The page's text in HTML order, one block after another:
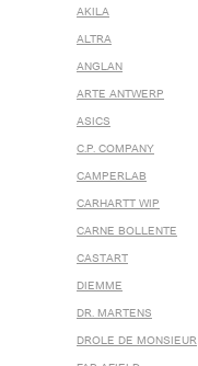
AKILA
ALTRA
ANGLAN
ARTE ANTWERP
ASICS
C.P. COMPANY
CAMPERLAB
CARHARTT WIP
CARNE BOLLENTE
CASTART
DIEMME
DR. MARTENS
DROLE DE MONSIEUR